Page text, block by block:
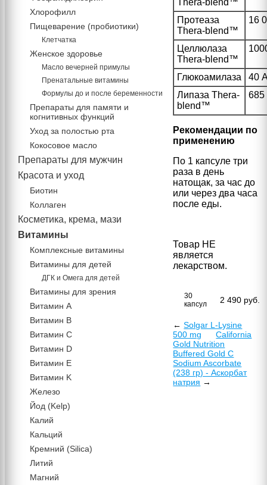
Thera-blend™
Протеаза
Thera-blend™
16
Целлюлаза
Thera-blend™
Глюкоамилаза
40
Липаза Thera-
blend™
685
Рекомендации по
применению
По 1 капсуле три
раза в день
натощак, за час до
или через два часа
после еды.
Товар НЕ
является
лекарством.
30
капсул
2 490 руб.
←Solgar L-Lysine
500 mg
California
Gold Nutrition
Buffered Gold C
Sodium Ascorbate
(238 гр) - Аскорбат
натрия →
Хлорофилл
Пищеварение (пробиотики)
Клетчатка
Женское здоровье
Масло вечерней примулы
Пренатальные витамины
Формулы до и после беременности
Препараты для памяти и
когнитивных функций
Уход за полостью рта
Кокосовое масло
Препараты для мужчин
Красота и уход
Биотин
Коллаген
Косметика, крема, мази
Витамины
Комплексные витамины
Витамины для детей
ДГК и Омега для детей
Витамины для зрения
Витамин А
Витамин В
Витамин C
Витамин D
Витамин Е
Витамин K
Железо
Йод (Kelp)
Калий
Кальций
Кремний (Silica)
Литий
Магний